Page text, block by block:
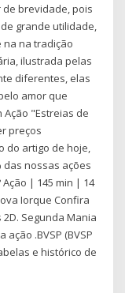
de brevidade, pois
grande utilidade,
na tradição
ilustrada pelas
diferentes, elas
amor que
Ação "Estreias de
preços
do artigo de hoje,
das nossas ações
| 145 min | 14
Iorque Confira
Segunda Mania
.BVSP (BVSP
e histórico de